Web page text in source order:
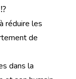
réduire les
de
dans la